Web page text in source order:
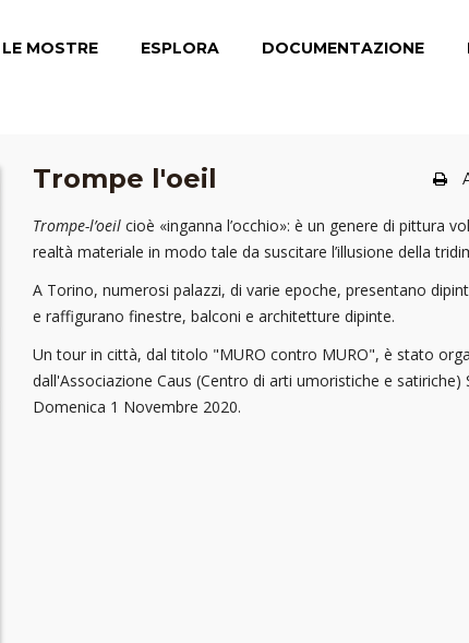
LE MOSTRE ESPLORA DOCUMENTAZIONE
Trompe l'oeil
Trompe-l’oeil cioè «inganna l’occhio»: è un genere di pittura
realtà materiale in modo tale da suscitare l’illusione della
A Torino, numerosi palazzi, di varie epoche, presentano
e raffigurano finestre, balconi e architetture dipinte.
Un tour in città, dal titolo "MURO contro MURO", è stato
dall'Associazione Caus (Centro di arti umoristiche e satiriche)
Domenica 1 Novembre 2020.